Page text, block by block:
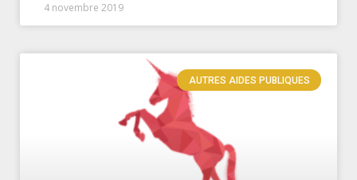
4 novembre 2019
AUTRES AIDES PUBLIQUES